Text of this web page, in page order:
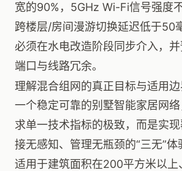
宽的90%，5GHz Wi-Fi信号强度
跨楼层/房间漫游切换延迟低于50
必须在水电改造阶段同步介入，
端口与线路冗余。
理解混合组网的真正目标与适用
一个稳定可靠的别墅智能家居网
求单一技术指标的极致，而是实
接无感知、管理无瓶颈的“三无”
适用于建筑面积在200平方米以